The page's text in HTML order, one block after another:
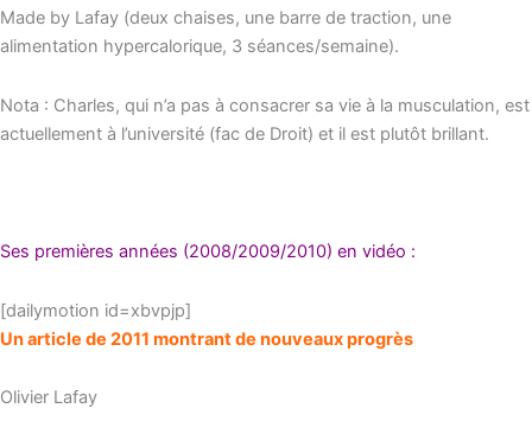
Made by Lafay (deux chaises, une barre de traction, une
alimentation hypercalorique, 3 séances/semaine).
Nota : Charles, qui n’a pas à consacrer sa vie à la musculation, est
actuellement à l’université (fac de Droit) et il est plutôt brillant.
Ses premières années (2008/2009/2010) en vidéo :
[dailymotion id=xbvpjp]
Un article de 2011 montrant de nouveaux progrès
Olivier Lafay